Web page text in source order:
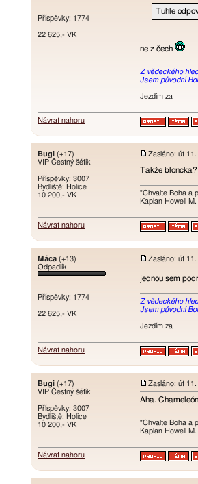
Příspěvky: 1774
22 625,- VK
Tuhle
ne z čech
Z vědeckého
Jsem původní
Jezdím za
Návrat nahoru
Bugi (+17)
VIP Čestný šéfík
Příspěvky: 3007
Bydliště: Holice
10 200,- VK
Zasláno: út
Takže bloncka?
"Chvalte Boha a
Kaplan Howell
Návrat nahoru
Máca (+13)
Odpadlík
Příspěvky: 1774
22 625,- VK
Zasláno: út
jednou sem
Z vědeckého
Jsem původní
Jezdím za
Návrat nahoru
Bugi (+17)
VIP Čestný šéfík
Příspěvky: 3007
Bydliště: Holice
10 200,- VK
Zasláno: út
Aha.
"Chvalte Boha a
Kaplan Howell
Návrat nahoru